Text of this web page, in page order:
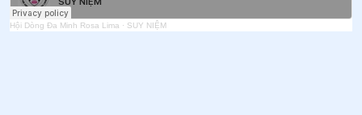
Hội Dòng Đa Minh Rosa Lima · SUY NIỆM